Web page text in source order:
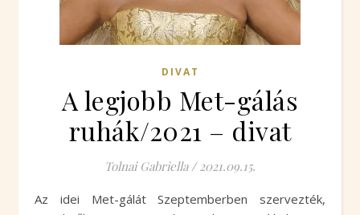
DIVAT
A legjobb Met-gálás
ruhák/2021 – divat
Tolnai Gabriella / 2021.09.15.
Az idei Met-gálát Szeptemberben szervezték,